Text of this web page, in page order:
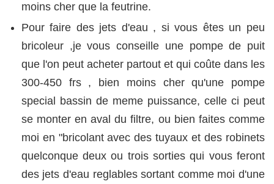
moins cher que la feutrine.
Pour faire des jets d'eau , si vous êtes un peu
bricoleur ,je vous conseille une pompe de puit
que l'on peut acheter partout et qui coûte dans les
300-450 frs , bien moins cher qu'une pompe
special bassin de meme puissance, celle ci peut
se monter en aval du filtre, ou bien faites comme
moi en "bricolant avec des tuyaux et des robinets
quelconque deux ou trois sorties qui vous feront
des jets d'eau reglables sortant comme moi d'une